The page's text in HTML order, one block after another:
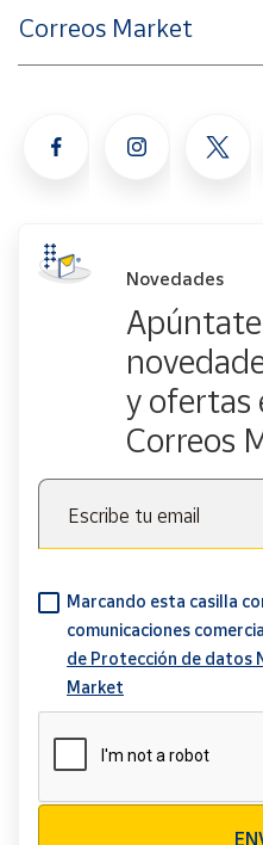
Correos Market
Novedades
y ofertas
Correos
Escribe tu email
Marcando esta casilla
comunicaciones
de Protección de datos
Market